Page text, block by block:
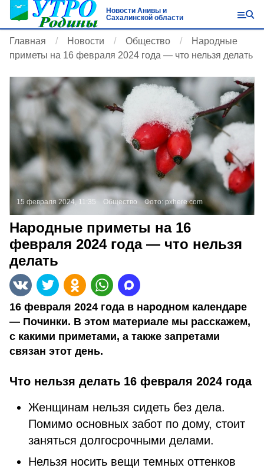
Новости Анивы и
Сахалинской области
Главная Новости Общество
Народные
приметы на 16 февраля 2024 года — что нельзя делать
15 февраля 2024, 11:35 Общество Фото: pxhere.com
Народные приметы на 16
февраля 2024 года — что нельзя
делать
16 февраля 2024 года в народном календаре
— Починки. В этом материале мы расскажем,
с какими приметами, а также запретами
связан этот день.
Что нельзя делать 16 февраля 2024 года
Женщинам нельзя сидеть без дела.
Помимо основных забот по дому, стоит
заняться долгосрочными делами.
Нельзя носить вещи темных оттенков